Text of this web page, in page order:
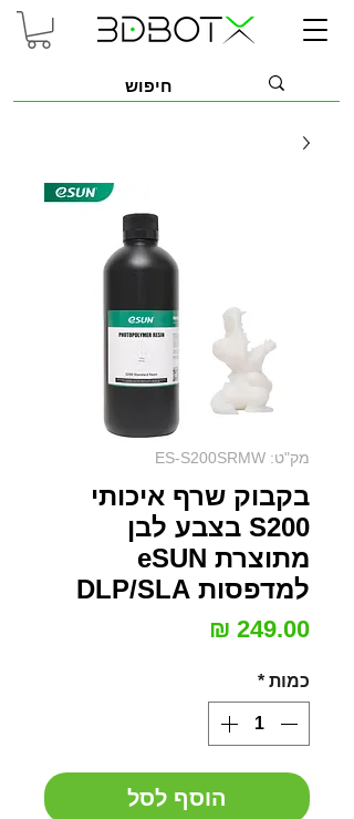
מק"ט: ES-S200SRMW
בקבוק שרף איכותי
S200 בצבע לבן
מתוצרת eSUN
למדפסות DLP/SLA
כמות *
הוסף לסל